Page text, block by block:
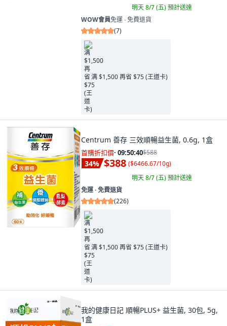
明天 8/7 (五)預計送達
WOW會員免運 ∙ 免費退貨
(7)
满 $1,500 再省 $75 (王道卡)
Centrum 善存 三效順暢益生菌, 0.6g, 1盒
首購折扣價· 09:50:38$588
34% $388 ($6466.67/10g)
明天 8/7 (五)預計送達
免運 ∙ 免費退貨
(226)
满 $1,500 再省 $75 (王道卡)
我的健康日記 順暢PLUS+ 益生菌, 30包, 5g,
1盒